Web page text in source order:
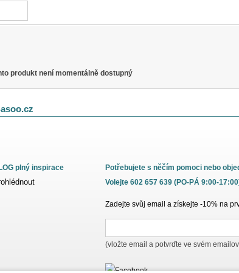
produkt není momentálně dostupný
plný inspirace
Potřebujete s něčím pomoci nebo
Volejte 602 657 639 (PO-PÁ 9:00-
Zadejte svůj email a získejte -10% na
(vložte email a potvrďte ve svém